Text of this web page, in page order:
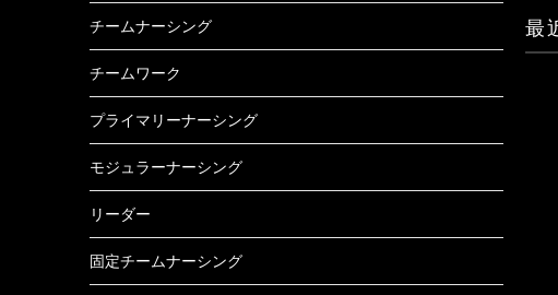
チームナーシング
チームワーク
プライマリーナーシング
モジュラーナーシング
リーダー
固定チームナーシング
最